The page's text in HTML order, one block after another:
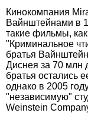
Кинокомпания
Вайнштейнами в
такие фильмы,
"Криминальное
братья
Диснея за 70 млн
братья остались
однако в 2005
"независимую"
Weinstein